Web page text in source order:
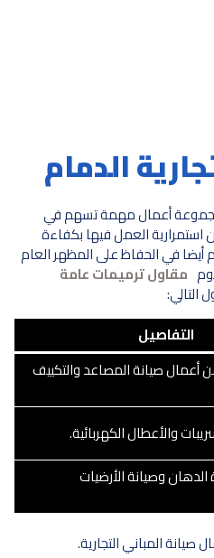
الدمام
أعمال مهمة تسهم في
العمل فيها بكفاءة
أيضا في الحفاظ على المظهر العام
مقاول ترميمات عامة
التالي:
التفاصيل
أعمال صيانة المصاعد والتكييف
والأعطال الكهربائية.
وصيانة الأرضيات
صيانة المباني التجارية.